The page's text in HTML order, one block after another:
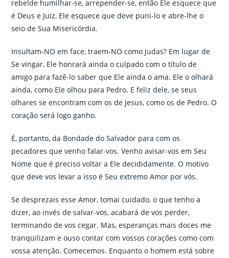
rebelde humilhar-se, arrepender-se, então Ele esquece que
é Deus e Juiz, Ele esquece que deve puni-lo e abre-lhe o
seio de Sua Misericórdia.
Insultam-NO em face, traem-NO como Judas? Em lugar de
Se vingar, Ele honrará ainda o culpado com o título de
amigo para fazê-lo saber que Ele ainda o ama. Ele o olhará
ainda, como Ele olhou para Pedro. E feliz dele, se seus
olhares se encontram com os de Jesus, como os de Pedro. O
coração será logo ganho.
É, portanto, da Bondade do Salvador para com os
pecadores que venho falar-vos. Venho avisar-vos em Seu
Nome que é preciso voltar a Ele decididamente. O motivo
que deve vos levar a isso é Seu extremo Amor por vós.
Se desprezais esse Amor, tomai cuidado, o que tenho a
dizer, ao invés de salvar-vos, acabará de vos perder,
terminando de vos cegar. Mas, esperanças mais doces me
tranqüilizam e ouso contar com vossos corações como com
vossa atenção. Comecemos. Enquanto o homem está sobre